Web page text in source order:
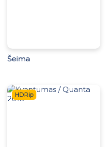
Šeima
HDRip